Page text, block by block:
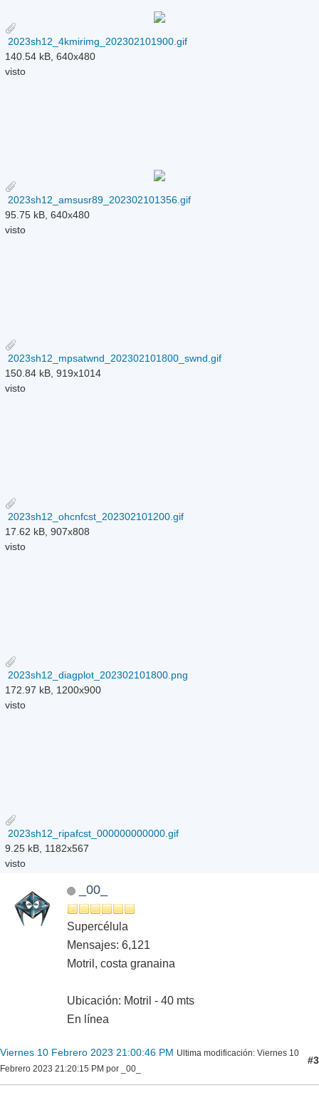
2023sh12_4kmirimg_202302101900.gif
140.54 kB, 640x480
visto
2023sh12_amsusr89_202302101356.gif
95.75 kB, 640x480
visto
2023sh12_mpsatwnd_202302101800_swnd.gif
150.84 kB, 919x1014
visto
2023sh12_ohcnfcst_202302101200.gif
17.62 kB, 907x808
visto
2023sh12_diagplot_202302101800.png
172.97 kB, 1200x900
visto
2023sh12_ripafcst_000000000000.gif
9.25 kB, 1182x567
visto
_00_
Supercélula
Mensajes: 6,121
Motril, costa granaina
Ubicación: Motril - 40 mts
En línea
Viernes 10 Febrero 2023 21:00:46 PM Ultima modificación: Viernes 10
Febrero 2023 21:20:15 PM por _00_
#3